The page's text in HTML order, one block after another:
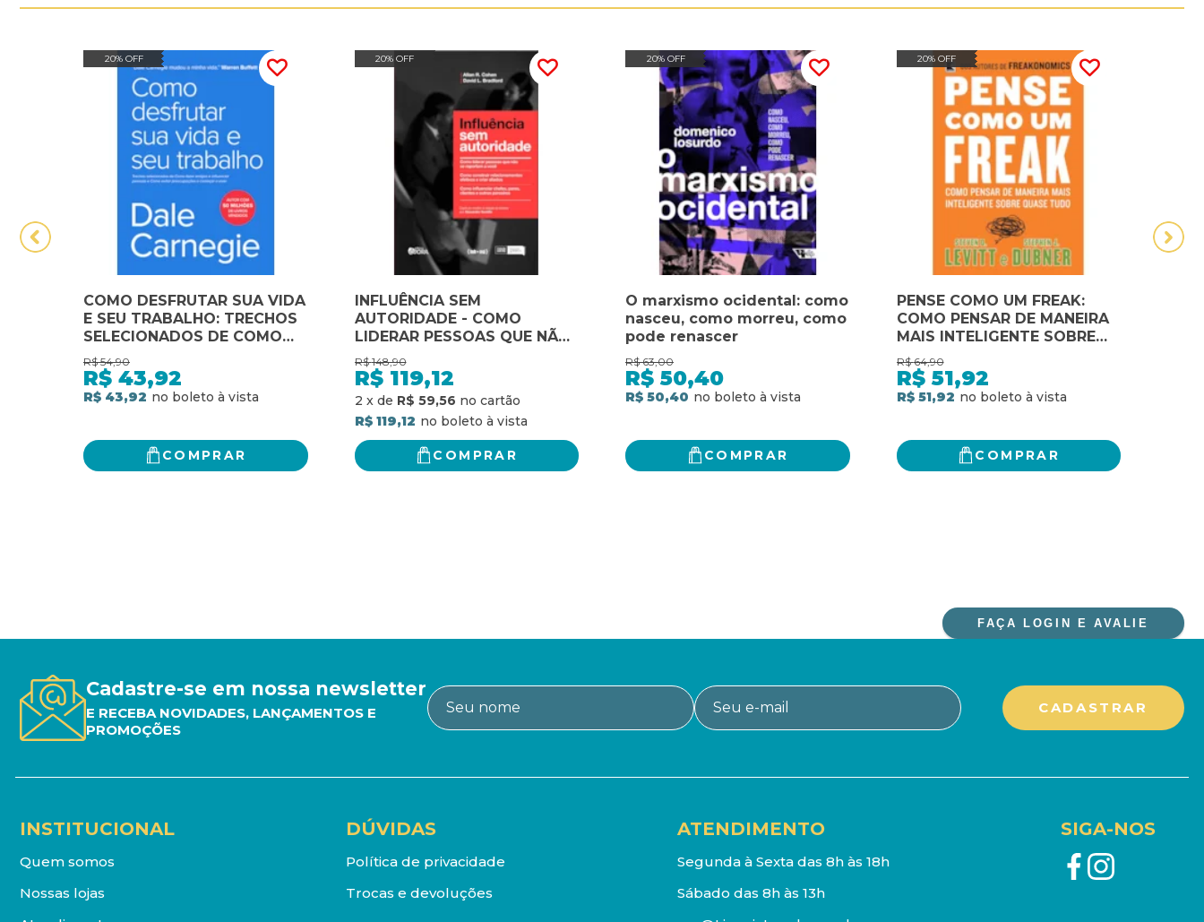
20% OFF
COMO DESFRUTAR SUA VIDA
E SEU TRABALHO: TRECHOS
SELECIONADOS DE COMO
FAZER AMIGOS E
INFLUENCIAR PESSOAS E
COMO EVITAR
PREOCUPAÇÕES E COMEÇAR
R$ 54,90
R$ 43,92
R$ 43,92
COMPRAR
20% OFF
INFLUÊNCIA SEM
AUTORIDADE - COMO
LIDERAR PESSOAS QUE NÃO
SE REPORTAM A VOCÊ -
COMO CONSTRUIR
RELACIONAMENTOS
EFETIVOS E CRIAR ALIADOS.
COMO INFLUENCIAR CHEFES,
CLIENTES E OUTROS
PARCEIROS
R$ 148,90
R$ 119,12
2 x de R$ 59,56
R$ 119,12
COMPRAR
20% OFF
O marxismo ocidental: como
nasceu, como morreu, como
pode renascer
R$ 63,00
R$ 50,40
R$ 50,40
COMPRAR
20% OFF
PENSE COMO UM FREAK:
COMO PENSAR DE MANEIRA
MAIS INTELIGENTE SOBRE
QUASE TUDO: COMO
PENSAR DE MANEIRA MAIS
INTELIGENTE SOBRE QUASE
TUDO
R$ 64,90
R$ 51,92
R$ 51,92
COMPRAR
FAÇA LOGIN E AVALIE
Cadastre-se em nossa newsletter
E RECEBA NOVIDADES, LANÇAMENTOS E
PROMOÇÕES
INSTITUCIONAL
Quem somos
Nossas lojas
DÚVIDAS
Política de privacidade
Trocas e devoluções
ATENDIMENTO
Segunda à Sexta das 8h às 18h
Sábado das 8h às 13h
SIGA-NOS